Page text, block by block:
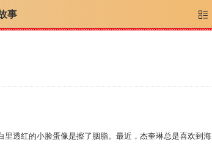
事 
透红的小脸蛋像是擦了胭脂。最近，杰奎琳总是喜欢到海